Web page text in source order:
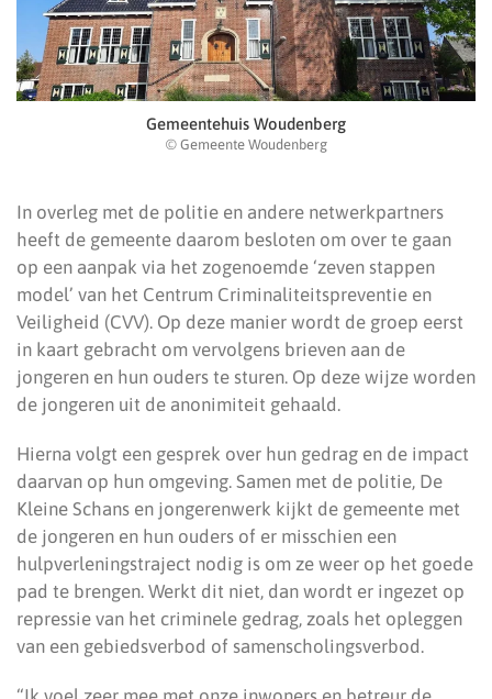
Gemeentehuis Woudenberg
© Gemeente Woudenberg
In overleg met de politie en andere netwerkpartners
heeft de gemeente daarom besloten om over te gaan
op een aanpak via het zogenoemde ‘zeven stappen
model’ van het Centrum Criminaliteitspreventie en
Veiligheid (CVV). Op deze manier wordt de groep eerst
in kaart gebracht om vervolgens brieven aan de
jongeren en hun ouders te sturen. Op deze wijze worden
de jongeren uit de anonimiteit gehaald.
Hierna volgt een gesprek over hun gedrag en de impact
daarvan op hun omgeving. Samen met de politie, De
Kleine Schans en jongerenwerk kijkt de gemeente met
de jongeren en hun ouders of er misschien een
hulpverleningstraject nodig is om ze weer op het goede
pad te brengen. Werkt dit niet, dan wordt er ingezet op
repressie van het criminele gedrag, zoals het opleggen
van een gebiedsverbod of samenscholingsverbod.